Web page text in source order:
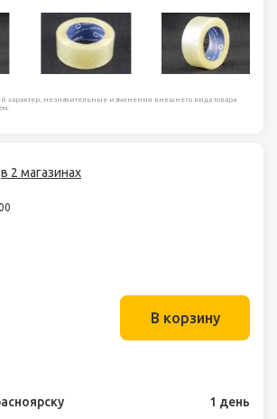
характер, незначительные изменения внешнего вида товара
в 2 магазинах
В корзину
1 день